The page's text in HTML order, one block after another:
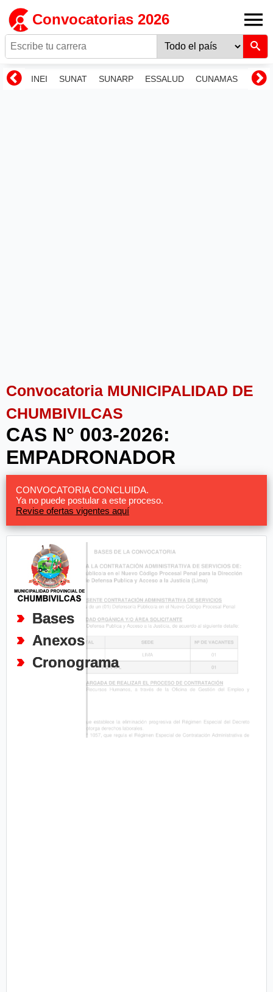
Convocatorias 2026
INEI SUNAT SUNARP ESSALUD CUNAMAS
Convocatoria MUNICIPALIDAD DE
CHUMBIVILCAS
CAS N° 003-2026:
EMPADRONADOR
CONVOCATORIA CONCLUIDA.
Ya no puede postular a este proceso.
Revise ofertas vigentes aquí
Bases
Anexos
Cronograma